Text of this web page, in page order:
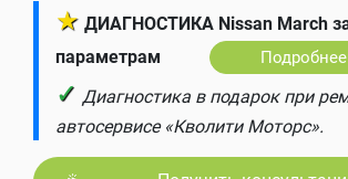
★ ДИАГНОСТИКА Nissan March
параметрам
Подробнее
✓ Диагностика в подарок при
автосервисе «Кволити Моторс».